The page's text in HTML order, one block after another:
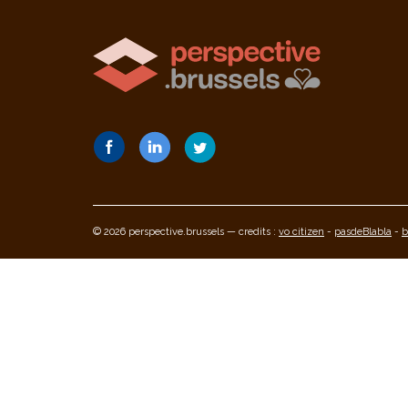
© 2026 perspective.brussels — credits : vo citizen - pasdeBlabla -